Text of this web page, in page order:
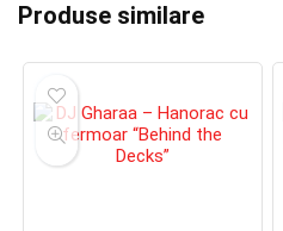
Produse similare